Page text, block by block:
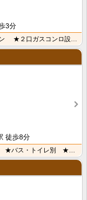
3分
徒歩8分